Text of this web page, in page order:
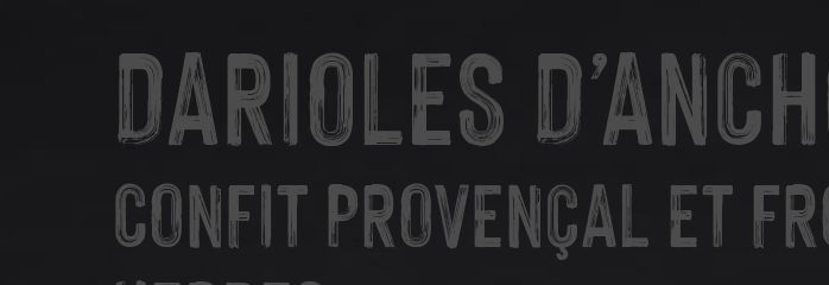
DARIOLES
CONFIT PROVENÇAL ET